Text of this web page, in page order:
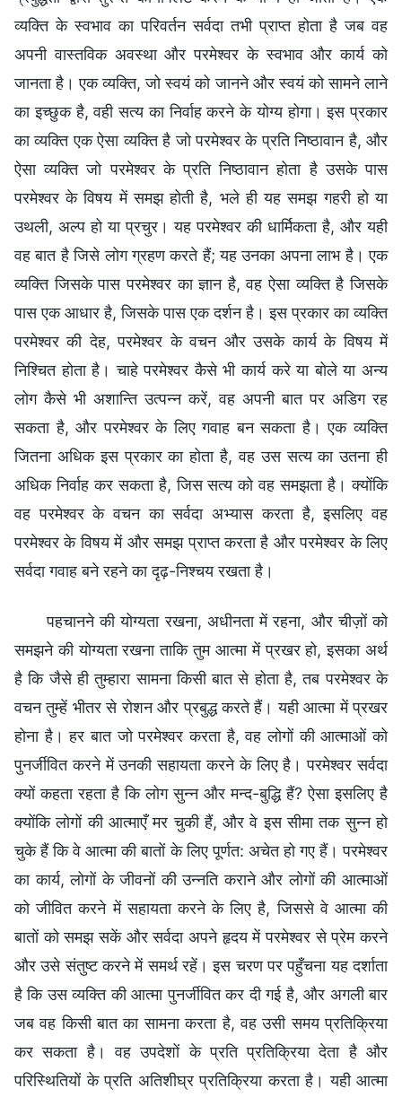
व्यक्ति के स्वभाव का परिवर्तन सर्वदा तभी प्राप्त होता है जब वह
अपनी वास्तविक अवस्था और परमेश्वर के स्वभाव और कार्य को
जानता है। एक व्यक्ति, जो स्वयं को जानने और स्वयं को सामने लाने
का इच्छुक है, वही सत्य का निर्वाह करने के योग्य होगा। इस प्रकार
का व्यक्ति एक ऐसा व्यक्ति है जो परमेश्वर के प्रति निष्ठावान है, और
ऐसा व्यक्ति जो परमेश्वर के प्रति निष्ठावान होता है उसके पास
परमेश्वर के विषय में समझ होती है, भले ही यह समझ गहरी हो या
उथली, अल्प हो या प्रचुर। यह परमेश्वर की धार्मिकता है, और यही
वह बात है जिसे लोग ग्रहण करते हैं; यह उनका अपना लाभ है। एक
व्यक्ति जिसके पास परमेश्वर का ज्ञान है, वह ऐसा व्यक्ति है जिसके
पास एक आधार है, जिसके पास एक दर्शन है। इस प्रकार का व्यक्ति
परमेश्वर की देह, परमेश्वर के वचन और उसके कार्य के विषय में
निश्चित होता है। चाहे परमेश्वर कैसे भी कार्य करे या बोले या अन्य
लोग कैसे भी अशान्ति उत्पन्न करें, वह अपनी बात पर अडिग रह
सकता है, और परमेश्वर के लिए गवाह बन सकता है। एक व्यक्ति
जितना अधिक इस प्रकार का होता है, वह उस सत्य का उतना ही
अधिक निर्वाह कर सकता है, जिस सत्य को वह समझता है। क्योंकि
वह परमेश्वर के वचन का सर्वदा अभ्यास करता है, इसलिए वह
परमेश्वर के विषय में और समझ प्राप्त करता है और परमेश्वर के लिए
सर्वदा गवाह बने रहने का दृढ़-निश्चय रखता है।
पहचानने की योग्यता रखना, अधीनता में रहना, और चीज़ों को
समझने की योग्यता रखना ताकि तुम आत्मा में प्रखर हो, इसका अर्थ
है कि जैसे ही तुम्हारा सामना किसी बात से होता है, तब परमेश्वर के
वचन तुम्हें भीतर से रोशन और प्रबुद्ध करते हैं। यही आत्मा में प्रखर
होना है। हर बात जो परमेश्वर करता है, वह लोगों की आत्माओं को
पुनर्जीवित करने में उनकी सहायता करने के लिए है। परमेश्वर सर्वदा
क्यों कहता रहता है कि लोग सुन्न और मन्द-बुद्धि हैं? ऐसा इसलिए है
क्योंकि लोगों की आत्माएँ मर चुकी हैं, और वे इस सीमा तक सुन्न हो
चुके हैं कि वे आत्मा की बातों के लिए पूर्णत: अचेत हो गए हैं। परमेश्वर
का कार्य, लोगों के जीवनों की उन्नति कराने और लोगों की आत्माओं
को जीवित करने में सहायता करने के लिए है, जिससे वे आत्मा की
बातों को समझ सकें और सर्वदा अपने हृदय में परमेश्वर से प्रेम करने
और उसे संतुष्ट करने में समर्थ रहें। इस चरण पर पहुँचना यह दर्शाता
है कि उस व्यक्ति की आत्मा पुनर्जीवित कर दी गई है, और अगली बार
जब वह किसी बात का सामना करता है, वह उसी समय प्रतिक्रिया
कर सकता है। वह उपदेशों के प्रति प्रतिक्रिया देता है और
परिस्थितियों के प्रति अतिशीघ्र प्रतिक्रिया करता है। यही आत्मा